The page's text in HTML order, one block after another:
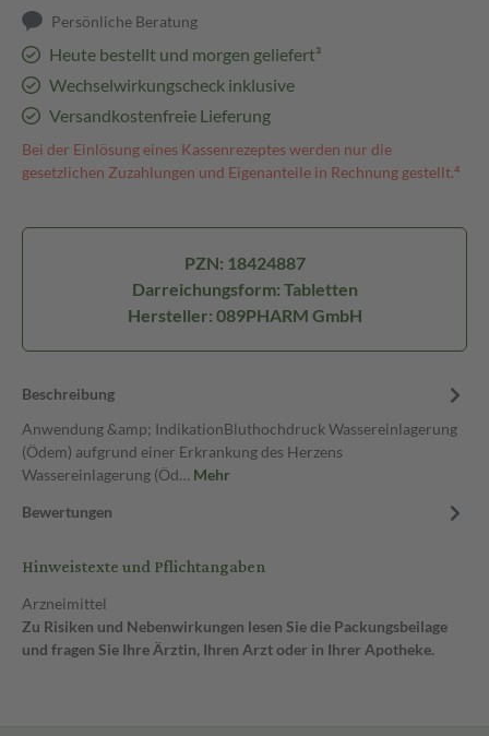
Persönliche Beratung
Heute bestellt und morgen geliefert³
Wechselwirkungscheck inklusive
Versandkostenfreie Lieferung
Bei der Einlösung eines Kassenrezeptes werden nur die
gesetzlichen Zuzahlungen und Eigenanteile in Rechnung gestellt.⁴
PZN: 18424887
Darreichungsform: Tabletten
Hersteller: 089PHARM GmbH
Beschreibung
Anwendung &amp; IndikationBluthochdruck Wassereinlagerung
(Ödem) aufgrund einer Erkrankung des Herzens
Wassereinlagerung (Öd… Mehr
Bewertungen
Hinweistexte und Pflichtangaben
Arzneimittel
Zu Risiken und Nebenwirkungen lesen Sie die Packungsbeilage
und fragen Sie Ihre Ärztin, Ihren Arzt oder in Ihrer Apotheke.